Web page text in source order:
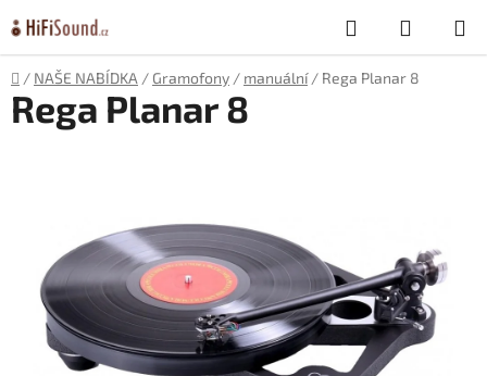
na
obsah
Hledat
KOŠÍK
Domů
/ NAŠE NABÍDKA / Gramofony / manuální / Rega Planar 8
Rega Planar 8